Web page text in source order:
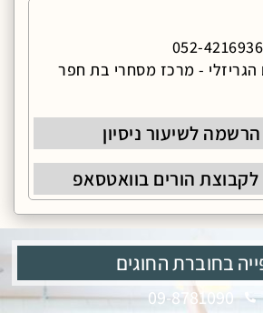
- מרכז מסחרי בת חפר
לשיעור ניסיון
הורים בוואטסאפ
בחוברת החוגים
09-8781090